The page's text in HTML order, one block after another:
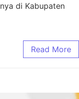
di Kabupaten
Read More